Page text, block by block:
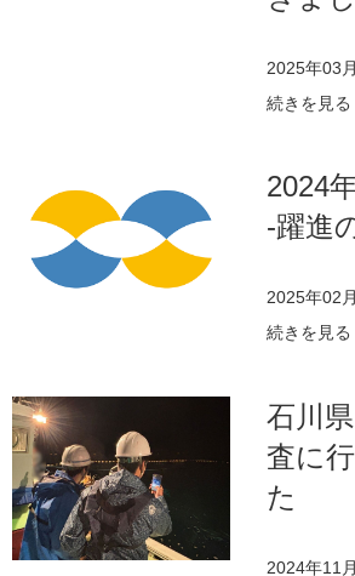
2025年03
続きを見る
2024
-躍進
2025年02
続きを見る
石川
査に
た
2024年11